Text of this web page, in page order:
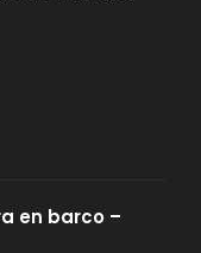
en barco –